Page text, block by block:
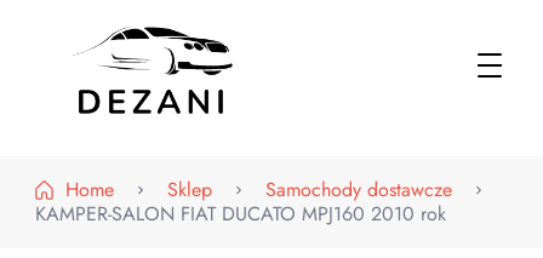
Home
Sklep
Samochody dostawcze
KAMPER-SALON FIAT DUCATO MPJ160 2010 rok